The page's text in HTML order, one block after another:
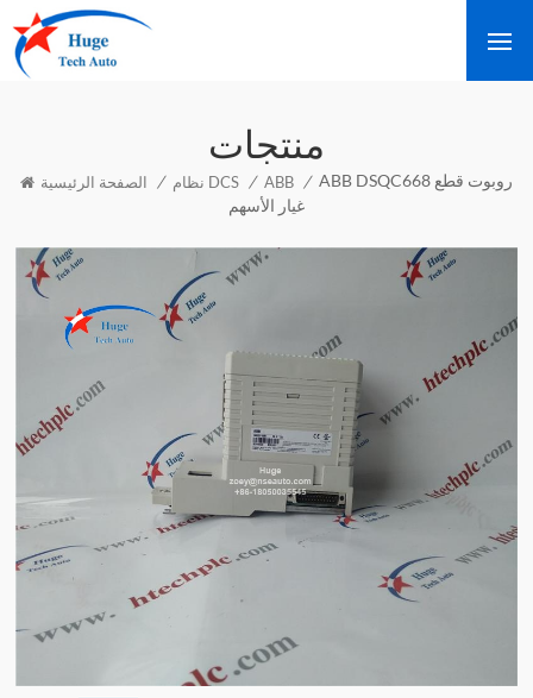
منتجات
الصفحة الرئيسية / نظام DCS / ABB / ABB DSQC668 روبوت قطع
غيار الأسهم